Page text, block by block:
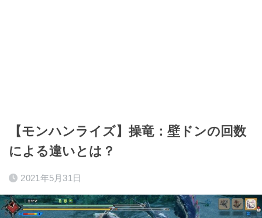
【モンハンライズ】操竜：壁ドンの回数
による違いとは？
2021年5月31日